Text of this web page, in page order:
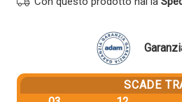
SCADE